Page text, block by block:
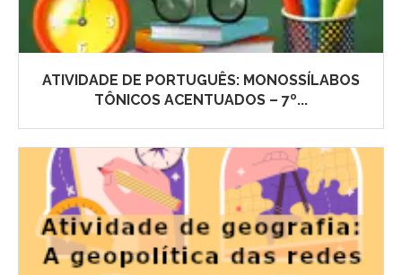
ATIVIDADE DE PORTUGUÊS: MONOSSÍLABOS
TÔNICOS ACENTUADOS – 7º...